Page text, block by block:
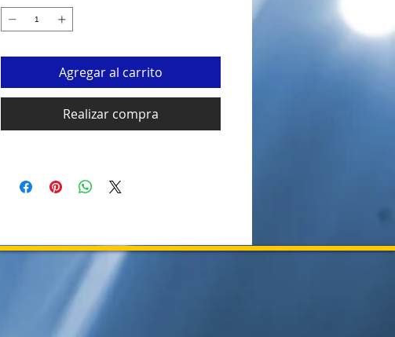
Agregar al carrito
Realizar compra